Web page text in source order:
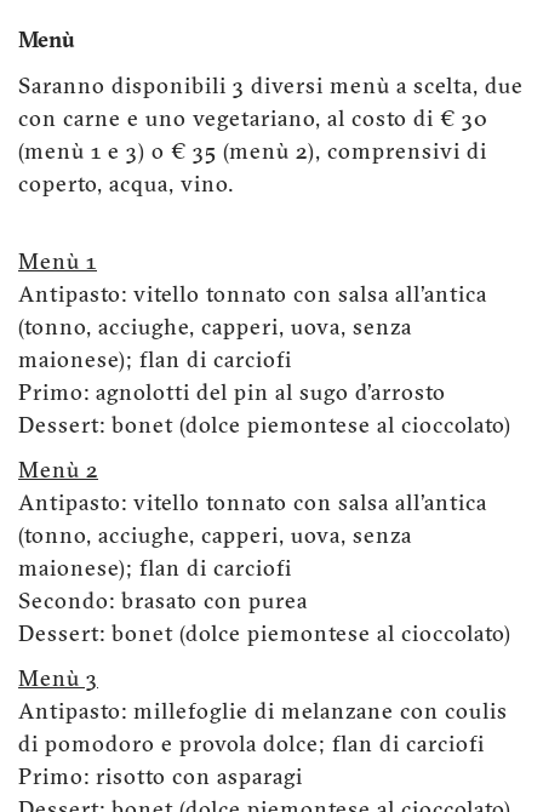
Menù
Saranno disponibili 3 diversi menù a scelta, due
con carne e uno vegetariano, al costo di € 30
(menù 1 e 3) o € 35 (menù 2), comprensivi di
coperto, acqua, vino.
Menù 1
Antipasto: vitello tonnato con salsa all’antica
(tonno, acciughe, capperi, uova, senza
maionese); flan di carciofi
Primo: agnolotti del pin al sugo d’arrosto
Dessert: bonet (dolce piemontese al cioccolato)
Menù 2
Antipasto: vitello tonnato con salsa all’antica
(tonno, acciughe, capperi, uova, senza
maionese); flan di carciofi
Secondo: brasato con purea
Dessert: bonet (dolce piemontese al cioccolato)
Menù 3
Antipasto: millefoglie di melanzane con coulis
di pomodoro e provola dolce; flan di carciofi
Primo: risotto con asparagi